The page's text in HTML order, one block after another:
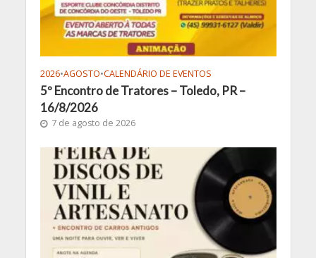
2026•AGOSTO•CALENDÁRIO DE EVENTOS
5º Encontro de Tratores – Toledo, PR –
16/8/2026
7 de agosto de 2026